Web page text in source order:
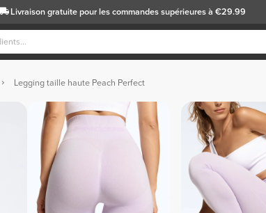
Livraison gratuitepour les commandes supérieures à €29.99
Legging taille haute Peach Perfect